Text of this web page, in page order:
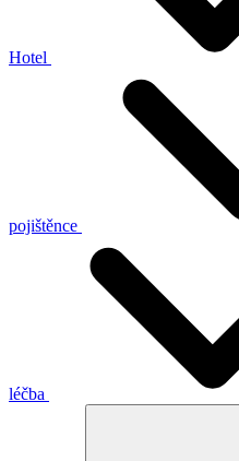
Hotel
pojištěnce
léčba